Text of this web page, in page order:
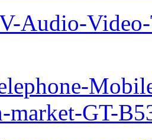
Audio-
market-GT-